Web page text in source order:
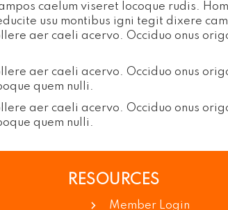
caelum viseret locoque rudis.
usu montibus igni tegit dixere
aer caeli acervo. Occiduo onus
aer caeli acervo. Occiduo onus
quem nulli.
aer caeli acervo. Occiduo onus
quem nulli.
RESOURCES
Member Login